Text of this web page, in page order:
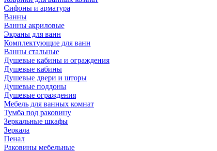
Сифоны и арматура
Ванны
Ванны акриловые
Экраны для ванн
Комплектующие для ванн
Ванны стальные
Душевые кабины и ограждения
Душевые кабины
Душевые двери и шторы
Душевые поддоны
Душевые ограждения
Мебель для ванных комнат
Тумба под раковину
Зеркальные шкафы
Зеркала
Пенал
Раковины мебельные